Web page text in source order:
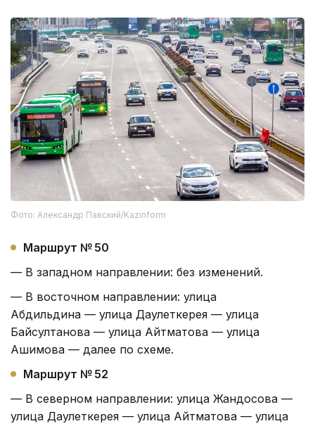
Фото: Александр Павский/Kazinform
Маршрут № 50
— В западном направлении: без изменений.
— В восточном направлении: улица
Абдильдина — улица Даулеткерея — улица
Байсултанова — улица Айтматова — улица
Ашимова — далее по схеме.
Маршрут № 52
— В северном направлении: улица Жандосова —
улица Даулеткерея — улица Айтматова — улица